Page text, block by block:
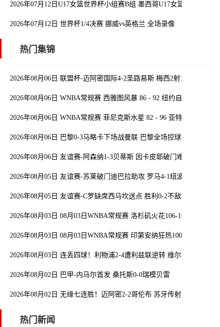
2026年07月12日U17女篮世界杯小组赛B组 墨西哥U17女篮 - 中国U17
2026年07月12日 世界杯1/4决赛 挪威vs英格兰 全场录像
热门集锦
2026年08月06日 联盟杯-迈阿密国际4-2圣路易斯 梅西2射1传 阿伦助
2026年08月06日 WNBA常规赛 西雅图风暴 86 - 92 纽约自由人 全场集
2026年08月06日 WNBA常规赛 菲尼克斯水星 82 - 96 亚特兰大梦想
2026年08月06日 巴黎0-3马略卡下场战曼联 巴黎全场控球近6成+8射3
2026年08月06日 友谊赛-阿森纳1-3贝蒂斯 因卡皮耶破门难救主 福纳
2026年08月05日 友谊赛-苏莱破门迪巴拉助攻 罗马4-1纽波特郡
2026年08月05日 友谊赛-C罗缺席西马坎送点 胜利0-2不敌阿尔梅里亚
2026年08月03日 08月03日WNBA常规赛 洛杉矶火花106-101波特兰火
2026年08月03日 08月03日WNBA常规赛 印第安纳狂热100-108明尼苏
2026年08月03日 连丢四球！利物浦2-4遭利兹联逆转 维尔茨钱伯斯破
2026年08月02日 巴甲-内马尔首发 桑托斯0-0瑞模贝雷
2026年08月02日 无缘七连胜！迈阿密2-2哥伦布 苏牙传射卡塞米罗乌
热门新闻